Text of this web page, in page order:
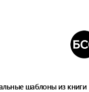
шаблоны из книги